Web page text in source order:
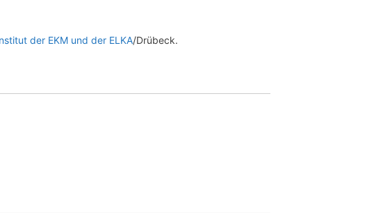
der EKM und der ELKA/Drübeck.